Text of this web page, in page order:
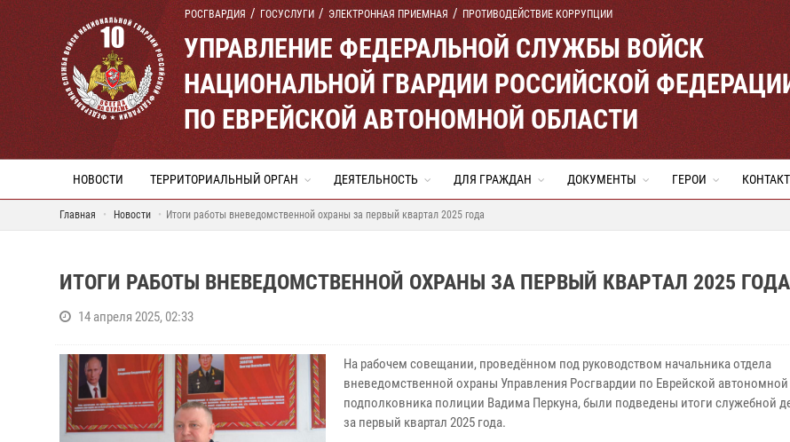
РОСГВАРДИЯ ГОСУСЛУГИ ЭЛЕКТРОННАЯ ПРИЕМНАЯ ПРОТИВОДЕЙСТВИЕ КОРРУПЦИИ
УПРАВЛЕНИЕ ФЕДЕРАЛЬНОЙ СЛУЖБЫ ВОЙСК
НАЦИОНАЛЬНОЙ ГВАРДИИ РОССИЙСКОЙ
ПО ЕВРЕЙСКОЙ АВТОНОМНОЙ ОБЛАСТИ
НОВОСТИ ТЕРРИТОРИАЛЬНЫЙ ОРГАН ДЕЯТЕЛЬНОСТЬ ДЛЯ ГРАЖДАН ДОКУМЕНТЫ ГЕРОИ
Главная Новости Итоги работы вневедомственной охраны за первый квартал 2025 года
ИТОГИ РАБОТЫ ВНЕВЕДОМСТВЕННОЙ ОХРАНЫ ЗА ПЕРВЫЙ КВАРТАЛ 2025 ГОДА
14 апреля 2025, 02:33
На рабочем совещании, проведённом под руководством начальника отдела
вневедомственной охраны Управления Росгвардии по Еврейской автономной
подполковника полиции Вадима Перкуна, были подведены итоги служебной
за первый квартал 2025 года.